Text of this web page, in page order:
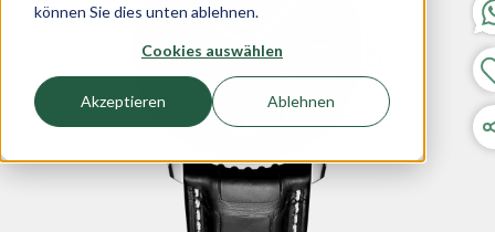
können Sie dies unten ablehnen.
Cookies auswählen
Akzeptieren Ablehnen